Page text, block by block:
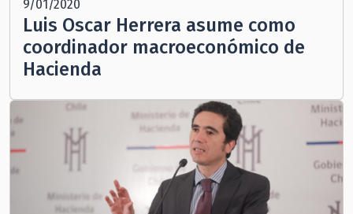
9/01/2020
Luis Oscar Herrera asume como
coordinador macroeconómico de
Hacienda